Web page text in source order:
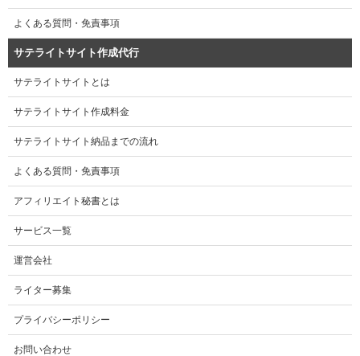
よくある質問・免責事項
サテライトサイト作成代行
サテライトサイトとは
サテライトサイト作成料金
サテライトサイト納品までの流れ
よくある質問・免責事項
アフィリエイト秘書とは
サービス一覧
運営会社
ライター募集
プライバシーポリシー
お問い合わせ